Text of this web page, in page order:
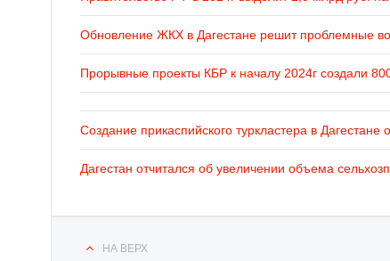
Обновление ЖКХ в Дагестане решит проблемные
Прорывные проекты КБР к началу 2024г создали
Создание прикаспийского туркластера в
Дагестан отчитался об увеличении объема
НА ВЕРХ